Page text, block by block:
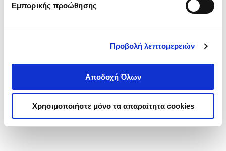
Εμπορικής προώθησης
Προβολή λεπτομερειών
Αποδοχή Όλων
Χρησιμοποιήστε μόνο τα απαραίτητα cookies